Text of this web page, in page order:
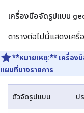
เครื่องมือจัดรูปแบบ
ตารางต่อไปนี้แสดงเค
**หมายเหตุ:** เครื่อง
แผนที่บางรายการ
ตัวจัดรูปแบบ ป